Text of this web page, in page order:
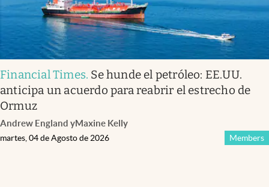
Financial Times. Se hunde el petróleo: EE.UU.
anticipa un acuerdo para reabrir el estrecho de
Ormuz
Andrew England yMaxine Kelly
Members
martes, 04 de Agosto de 2026